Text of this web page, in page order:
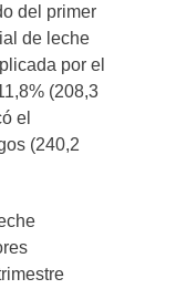
del primer
de leche
por el
(208,3
el
(240,2